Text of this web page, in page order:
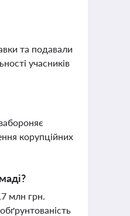
та подавали
учасників
корупційних
млн грн.